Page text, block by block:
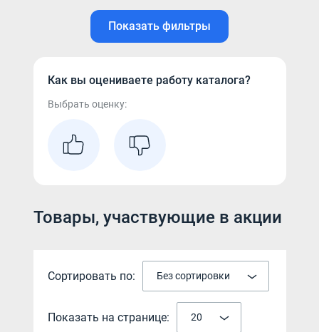
Показать фильтры
Как вы оцениваете работу каталога?
Выбрать оценку:
Товары, участвующие в акции
Сортировать по: Без сортировки
Показать на странице: 20